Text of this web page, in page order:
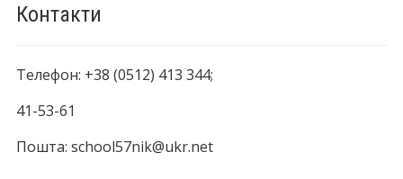
Контакти
Телефон: +38 (0512) 413 344;
41-53-61
Пошта: school57nik@ukr.net